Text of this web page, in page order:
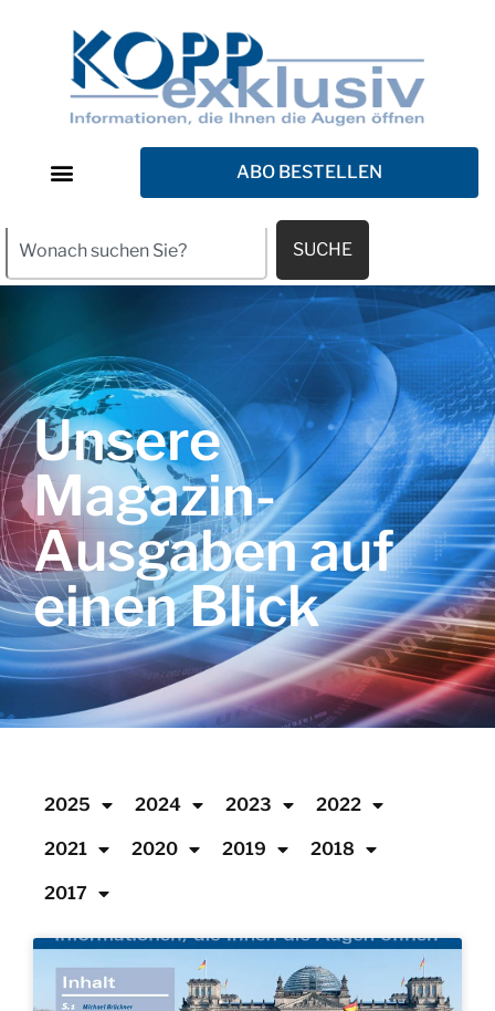
ABO BESTELLEN
SUCHE
Unsere
Magazin-
Ausgaben auf
einen Blick
2025 2024 2023 2022
2021 2020 2019 2018
2017